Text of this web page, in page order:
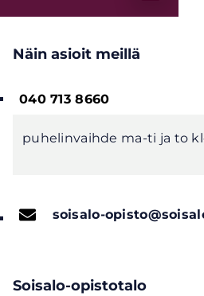
a
Näin asioit meillä
040 713 8660
puhelinvaihde ma-ti ja to
soisalo-
Soisalo-opistotalo